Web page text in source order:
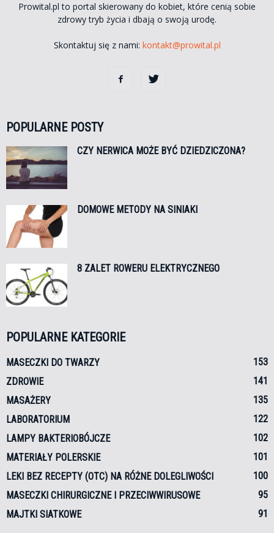
Prowital.pl to portal skierowany do kobiet, które cenią sobie
zdrowy tryb życia i dbają o swoją urodę.
Skontaktuj się z nami: kontakt@prowital.pl
POPULARNE POSTY
CZY NERWICA MOŻE BYĆ DZIEDZICZONA?
DOMOWE METODY NA SINIAKI
8 ZALET ROWERU ELEKTRYCZNEGO
POPULARNE KATEGORIE
MASECZKI DO TWARZY
153
ZDROWIE
141
MASAŻERY
135
LABORATORIUM
122
LAMPY BAKTERIOBÓJCZE
102
MATERIAŁY POLERSKIE
101
LEKI BEZ RECEPTY (OTC) NA RÓŻNE DOLEGLIWOŚCI
100
MASECZKI CHIRURGICZNE I PRZECIWWIRUSOWE
95
MAJTKI SIATKOWE
91